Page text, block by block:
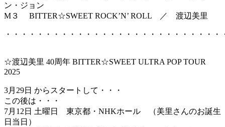
ン・ジョン
M３ BITTER☆SWEET ROCK’N’ ROLL ／ 渡辺美里
・・・・・・・・・・・・・・・・・・・・・・・・・・
☆渡辺美里 40周年 BITTER☆SWEET ULTRA POP TOUR
2025
3月29日 からスタートして・・・
この後は・・・
7月12日 土曜日 東京都・NHKホール （美里さんのお誕生
日当日）